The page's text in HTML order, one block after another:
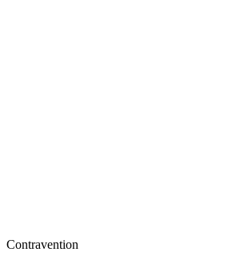
Contravention